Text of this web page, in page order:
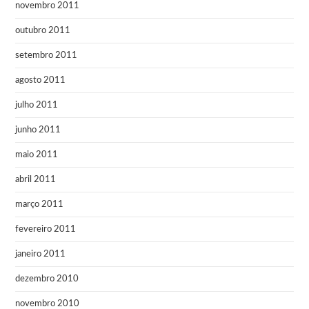
novembro 2011
outubro 2011
setembro 2011
agosto 2011
julho 2011
junho 2011
maio 2011
abril 2011
março 2011
fevereiro 2011
janeiro 2011
dezembro 2010
novembro 2010